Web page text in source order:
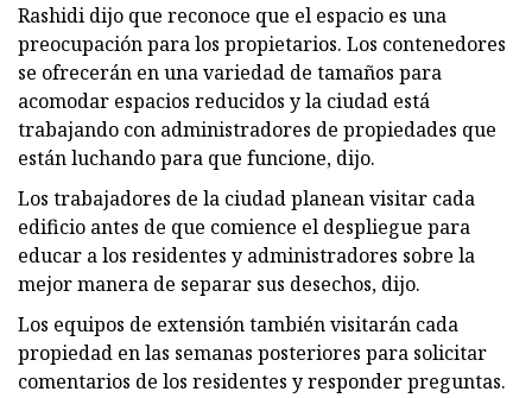
Rashidi dijo que reconoce que el espacio es una
preocupación para los propietarios. Los contenedores
se ofrecerán en una variedad de tamaños para
acomodar espacios reducidos y la ciudad está
trabajando con administradores de propiedades que
están luchando para que funcione, dijo.
Los trabajadores de la ciudad planean visitar cada
edificio antes de que comience el despliegue para
educar a los residentes y administradores sobre la
mejor manera de separar sus desechos, dijo.
Los equipos de extensión también visitarán cada
propiedad en las semanas posteriores para solicitar
comentarios de los residentes y responder preguntas.